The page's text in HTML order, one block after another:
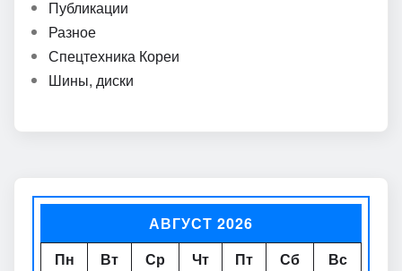
Публикации
Разное
Спецтехника Кореи
Шины, диски
АВГУСТ 2026
Пн
Вт Ср Чт Пт Сб
Вс